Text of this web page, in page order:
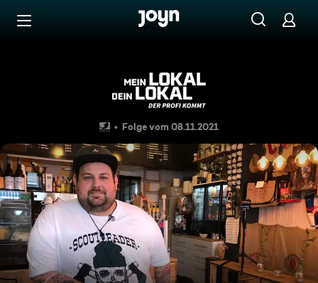
Zum Inhalt springen
Österreichischer
Folge vom 08.11.2021